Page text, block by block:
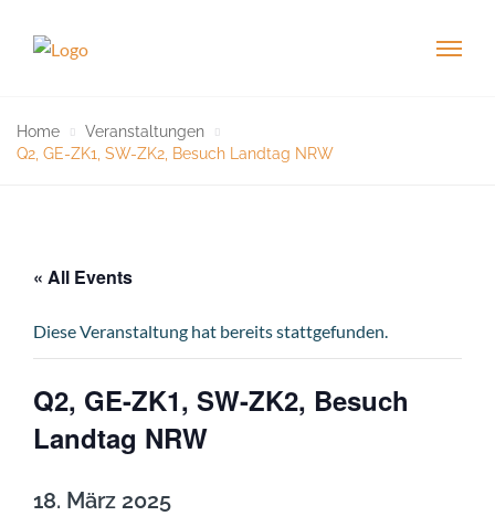
Home
Veranstaltungen
Q2, GE-ZK1, SW-ZK2, Besuch Landtag NRW
« All Events
Diese Veranstaltung hat bereits stattgefunden.
Q2, GE-ZK1, SW-ZK2, Besuch
Landtag NRW
18. März 2025